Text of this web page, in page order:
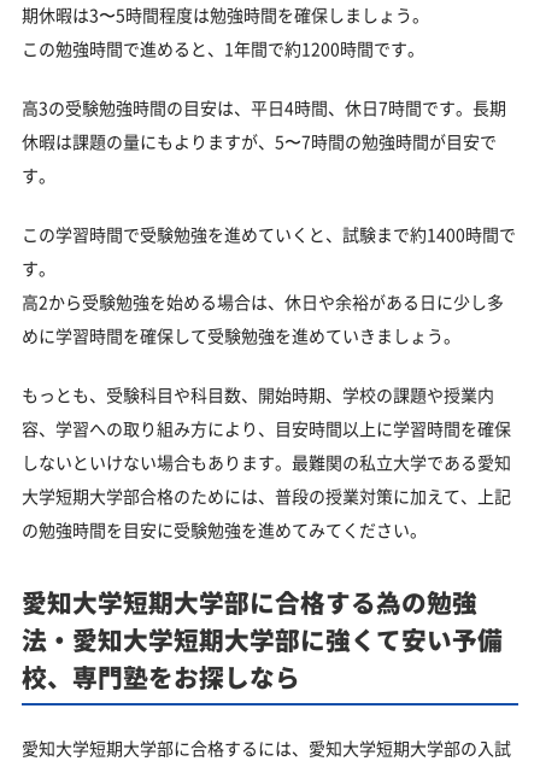
期休暇は3〜5時間程度は勉強時間を確保しましょう。
この勉強時間で進めると、1年間で約1200時間です。
高3の受験勉強時間の目安は、平日4時間、休日7時間です。長期
休暇は課題の量にもよりますが、5〜7時間の勉強時間が目安で
す。
この学習時間で受験勉強を進めていくと、試験まで約1400時間で
す。
高2から受験勉強を始める場合は、休日や余裕がある日に少し多
めに学習時間を確保して受験勉強を進めていきましょう。
もっとも、受験科目や科目数、開始時期、学校の課題や授業内
容、学習への取り組み方により、目安時間以上に学習時間を確保
しないといけない場合もあります。最難関の私立大学である愛知
大学短期大学部合格のためには、普段の授業対策に加えて、上記
の勉強時間を目安に受験勉強を進めてみてください。
愛知大学短期大学部に合格する為の勉強
法・愛知大学短期大学部に強くて安い予備
校、専門塾をお探しなら
愛知大学短期大学部に合格するには、愛知大学短期大学部の入試